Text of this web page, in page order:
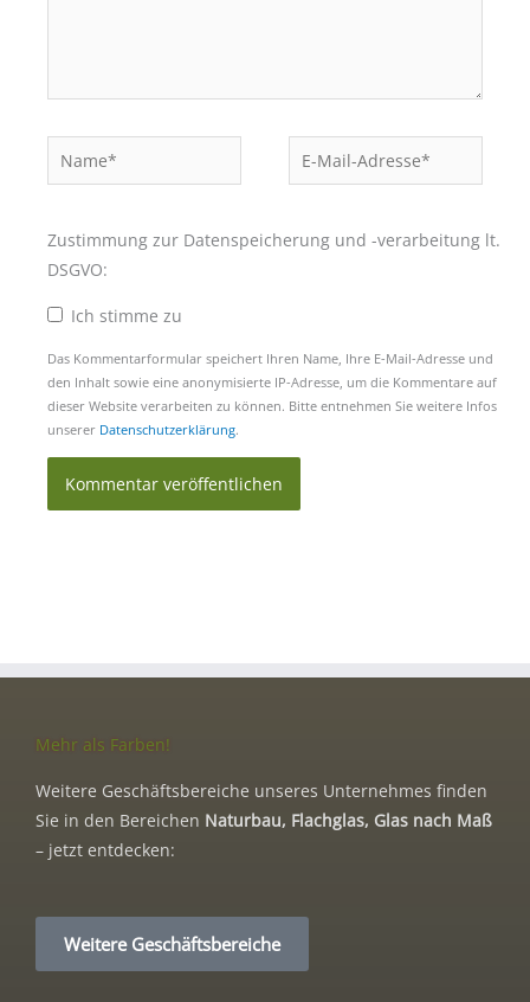
Name*
Mail-
Zustimmung zur Datenspeicherung und -verarbeitung lt.
DSGVO:
Ich stimme zu
Das Kommentarformular speichert Ihren Name, Ihre E-Mail-Adresse und
den Inhalt sowie eine anonymisierte IP-Adresse, um die Kommentare auf
dieser Website verarbeiten zu können. Bitte entnehmen Sie weitere Infos
unserer Datenschutzerklärung.
Mehr als Farben!
Weitere Geschäftsbereiche unseres Unternehmes finden
Sie in den Bereichen Naturbau, Flachglas, Glas nach Maß
– jetzt entdecken:
Weitere Geschäftsbereiche